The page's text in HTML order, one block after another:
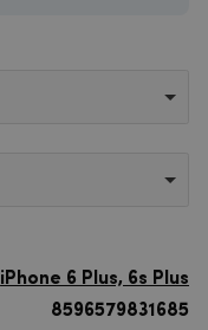
iPhone 6 Plus, 6s Plus
8596579831685